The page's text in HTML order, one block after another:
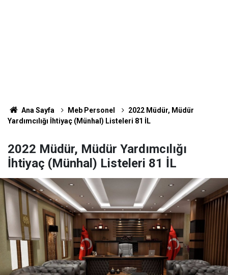
Ana Sayfa Meb Personel
2022 Müdür, Müdür
Yardımcılığı İhtiyaç (Münhal) Listeleri 81 İL
2022 Müdür, Müdür Yardımcılığı
İhtiyaç (Münhal) Listeleri 81 İL